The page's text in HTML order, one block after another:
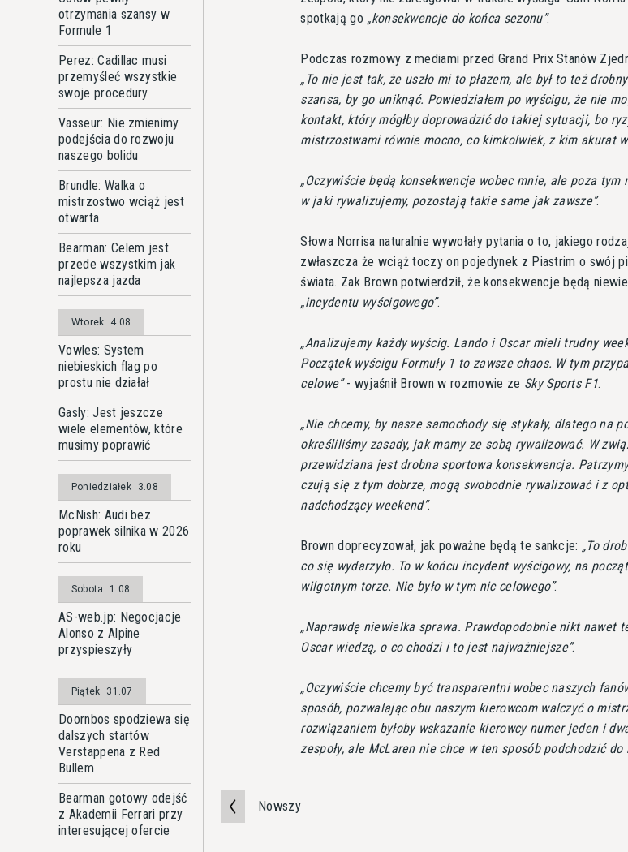
otrzymania szansy w
Formule 1
Perez: Cadillac musi
przemyśleć wszystkie
swoje procedury
Vasseur: Nie zmienimy
podejścia do rozwoju
naszego bolidu
Brundle: Walka o
mistrzostwo wciąż jest
otwarta
Bearman: Celem jest
przede wszystkim jak
najlepsza jazda
Wtorek 4.08
Vowles: System
niebieskich flag po
prostu nie działał
Gasly: Jest jeszcze
wiele elementów, które
musimy poprawić
Poniedziałek 3.08
McNish: Audi bez
poprawek silnika w 2026
roku
Sobota 1.08
AS-web.jp: Negocjacje
Alonso z Alpine
przyspieszyły
Piątek 31.07
Doornbos spodziewa się
dalszych startów
Verstappena z Red
Bullem
Bearman gotowy odejść
z Akademii Ferrari przy
interesującej ofercie
spotkają go
konsekwencje do końca sezonu .
Podczas rozmowy z mediami przed Grand Prix Stanów
To nie jest tak, że uszło mi to płazem, ale był to też
szansa, by go uniknąć. Powiedziałem po wyścigu, że nie
kontakt, który mógłby doprowadzić do takiej sytuacji, bo
mistrzostwami równie mocno, co kimkolwiek, z kim akurat
Oczywiście będą konsekwencje wobec mnie, ale poza tym
w jaki rywalizujemy, pozostają takie same jak zawsze .
Słowa Norrisa naturalnie wywołały pytania o to, jakiego
zwłaszcza że wciąż toczy on pojedynek z Piastrim o swój
świata. Zak Brown potwierdził, że konsekwencje będą
incydentu wyścigowego .
Analizujemy każdy wyścig. Lando i Oscar mieli trudny
Początek wyścigu Formuły 1 to zawsze chaos. W tym
celowe - wyjaśnił Brown w rozmowie ze Sky Sports F1.
Nie chcemy, by nasze samochody się stykały, dlatego na
określiliśmy zasady, jak mamy ze sobą rywalizować. W
przewidziana jest drobna sportowa konsekwencja.
czują się z tym dobrze, mogą swobodnie rywalizować i z
nadchodzący weekend .
Brown doprecyzował, jak poważne będą te sankcje:
To
co się wydarzyło. To w końcu incydent wyścigowy, na
wilgotnym torze. Nie było w tym nic celowego .
Naprawdę niewielka sprawa. Prawdopodobnie nikt nawet
Oscar wiedzą, o co chodzi i to jest najważniejsze .
Oczywiście chcemy być transparentni wobec naszych
sposób, pozwalając obu naszym kierowcom walczyć o
rozwiązaniem byłoby wskazanie kierowcy numer jeden i
zespoły, ale McLaren nie chce w ten sposób podchodzić
Nowszy